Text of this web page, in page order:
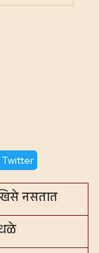
Twitter
नसतात